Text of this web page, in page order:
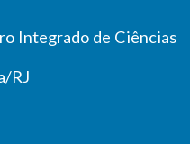
Integrado de Ciências
RJ